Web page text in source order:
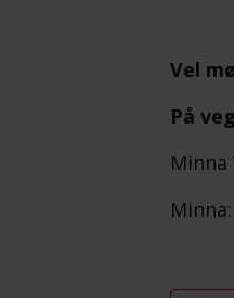
Vel
På